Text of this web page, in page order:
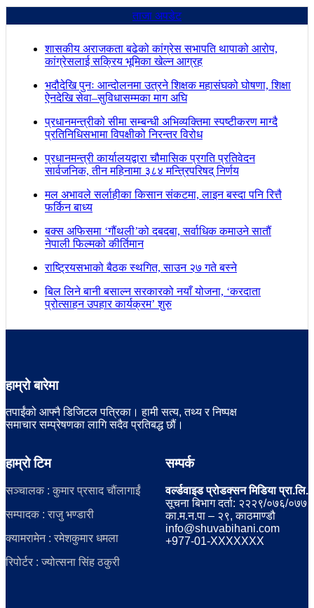
ताजा अपडेट
शासकीय अराजकता बढेको कांग्रेस सभापति थापाको आरोप,
कांग्रेसलाई सक्रिय भूमिका खेल्न आग्रह
भदौदेखि पुनः आन्दोलनमा उत्रने शिक्षक महासंघको घोषणा, शिक्षा
ऐनदेखि सेवा–सुविधासम्मका माग अघि
प्रधानमन्त्रीको सीमा सम्बन्धी अभिव्यक्तिमा स्पष्टीकरण माग्दै
प्रतिनिधिसभामा विपक्षीको निरन्तर विरोध
प्रधानमन्त्री कार्यालयद्वारा चौमासिक प्रगति प्रतिवेदन
सार्वजनिक, तीन महिनामा ३८४ मन्त्रिपरिषद् निर्णय
मल अभावले सर्लाहीका किसान संकटमा, लाइन बस्दा पनि रित्तै
फर्किन बाध्य
बक्स अफिसमा ‘गौंथली’को दबदबा, सर्वाधिक कमाउने सातौं
नेपाली फिल्मको कीर्तिमान
राष्ट्रियसभाको बैठक स्थगित, साउन २७ गते बस्ने
बिल लिने बानी बसाल्न सरकारको नयाँ योजना, ‘करदाता
प्रोत्साहन उपहार कार्यक्रम’ शुरु
हाम्रो बारेमा
तपाईंको आफ्नै डिजिटल पत्रिका। हामी सत्य, तथ्य र निष्पक्ष
समाचार सम्प्रेषणका लागि सदैव प्रतिबद्ध छौं।
हाम्रो टिम
सञ्चालक : कुमार प्रसाद चौंलागाईं
सम्पादक : राजु भण्डारी
क्यामरामेन : रमेशकुमार धमला
रिपोर्टर : ज्योत्सना सिंह ठकुरी
सम्पर्क
वर्ल्डवाइड प्रोडक्सन मिडिया प्रा.लि.
सूचना बिभाग दर्ता: २२२९/०७६/०७७
का.म.न.पा – २९, काठमाण्डौ
info@shuvabihani.com
+977-01-XXXXXXX